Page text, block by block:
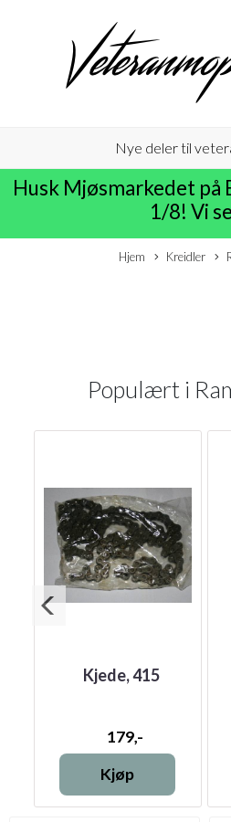
Nye deler til
Husk Mjøsmarkedet på
1/8! Vi
Hjem Kreidler
Populært i
Kjede, 415
179,-
Kjøp